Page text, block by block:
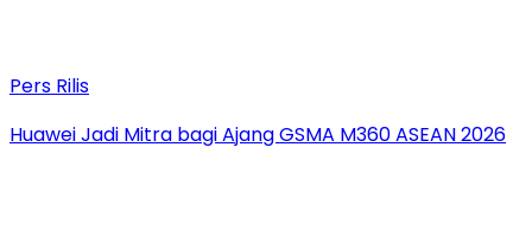
Pers Rilis
Huawei Jadi Mitra bagi Ajang GSMA M360 ASEAN 2026